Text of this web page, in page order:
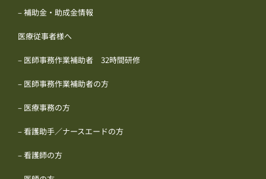
– 補助金・助成金情報
医療従事者様へ
– 医師事務作業補助者 32時間研修
– 医師事務作業補助者の方
– 医療事務の方
– 看護助手／ナースエードの方
– 看護師の方